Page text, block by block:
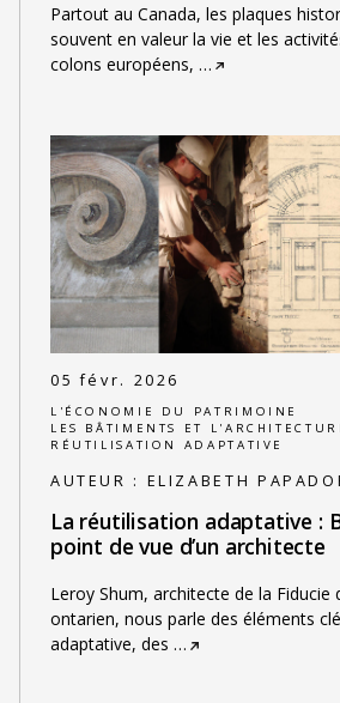
Partout au Canada, les plaques
souvent en valeur la vie et les
colons européens, …
05 févr. 2026
L'ÉCONOMIE DU PATRIMOINE
LES BÂTIMENTS ET
RÉUTILISATION ADAPTATIVE
AUTEUR : ELIZABETH
La réutilisation adaptative :
point de vue d’un architecte
Leroy Shum, architecte de la Fiducie
ontarien, nous parle des éléments
adaptative, des …